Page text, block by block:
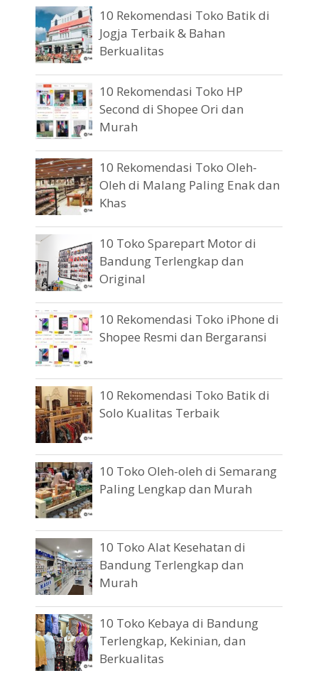
10 Rekomendasi Toko Batik di
Jogja Terbaik & Bahan
Berkualitas
10 Rekomendasi Toko HP
Second di Shopee Ori dan
Murah
10 Rekomendasi Toko Oleh-
Oleh di Malang Paling Enak dan
Khas
10 Toko Sparepart Motor di
Bandung Terlengkap dan
Original
10 Rekomendasi Toko iPhone di
Shopee Resmi dan Bergaransi
10 Rekomendasi Toko Batik di
Solo Kualitas Terbaik
10 Toko Oleh-oleh di Semarang
Paling Lengkap dan Murah
10 Toko Alat Kesehatan di
Bandung Terlengkap dan
Murah
10 Toko Kebaya di Bandung
Terlengkap, Kekinian, dan
Berkualitas